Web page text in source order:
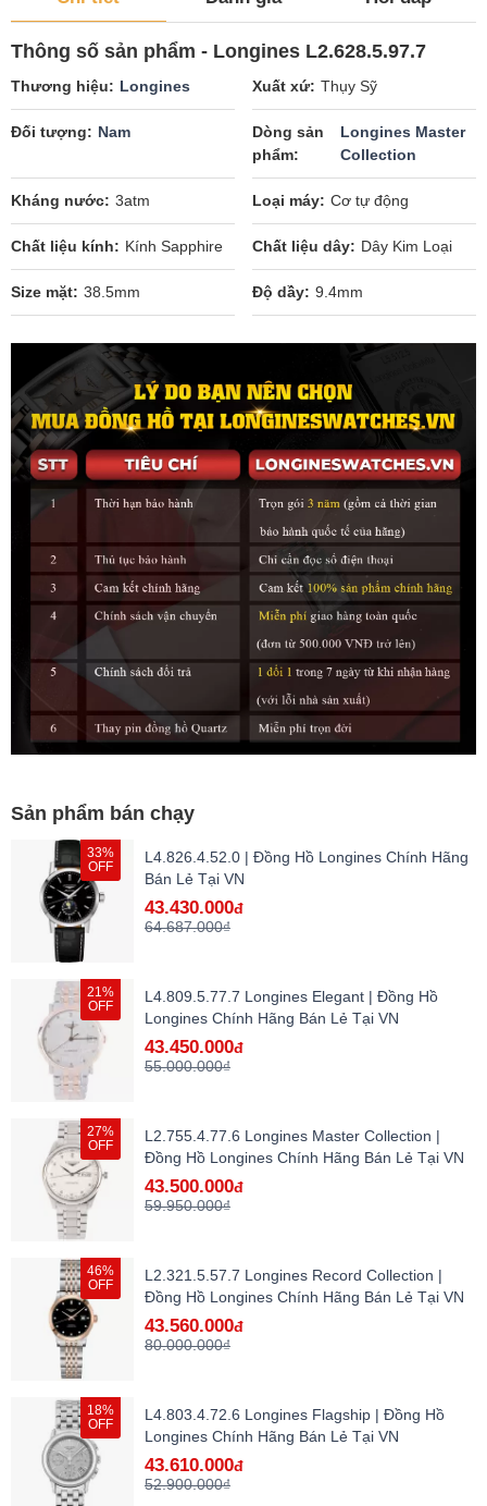
Thông số sản phẩm - Longines L2.628.5.97.7
Thương hiệu Longines Xuất xứ Thụy Sỹ
Đối tượng Nam
Dòng sản
phẩm
Longines Master
Collection
Kháng nước 3atm Loại máy Cơ tự động
Chất liệu kính Kính Sapphire Chất liệu dây Dây Kim Loại
Size mặt 38.5mm Độ dầy 9.4mm
Sản phẩm bán chạy
33%
OFF
L4.826.4.52.0 | Đồng Hồ Longines Chính Hãng
Bán Lẻ Tại VN
43.430.000đ
64.687.000₫
21%
OFF
L4.809.5.77.7 Longines Elegant | Đồng Hồ
Longines Chính Hãng Bán Lẻ Tại VN
43.450.000đ
55.000.000₫
27%
OFF
L2.755.4.77.6 Longines Master Collection |
Đồng Hồ Longines Chính Hãng Bán Lẻ Tại VN
43.500.000đ
59.950.000₫
46%
OFF
L2.321.5.57.7 Longines Record Collection |
Đồng Hồ Longines Chính Hãng Bán Lẻ Tại VN
43.560.000đ
80.000.000₫
18%
OFF
L4.803.4.72.6 Longines Flagship | Đồng Hồ
Longines Chính Hãng Bán Lẻ Tại VN
43.610.000đ
52.900.000₫